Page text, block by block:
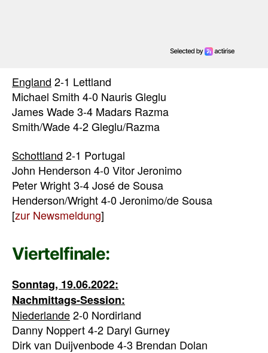
England 2-1 Lettland
Michael Smith 4-0 Nauris Gleglu
James Wade 3-4 Madars Razma
Smith/Wade 4-2 Gleglu/Razma
Schottland 2-1 Portugal
John Henderson 4-0 Vitor Jeronimo
Peter Wright 3-4 José de Sousa
Henderson/Wright 4-0 Jeronimo/de Sousa
[zur Newsmeldung]
Viertelfinale:
Sonntag, 19.06.2022:
Nachmittags-Session:
Niederlande2-0 Nordirland
Danny Noppert 4-2 Daryl Gurney
Dirk van Duijvenbode 4-3 Brendan Dolan